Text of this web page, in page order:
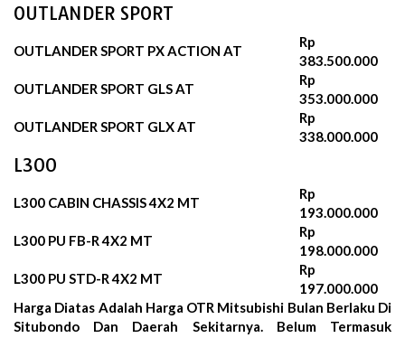
OUTLANDER SPORT
OUTLANDER SPORT PX ACTION AT
Rp
383.500.000
OUTLANDER SPORT GLS AT
Rp
353.000.000
OUTLANDER SPORT GLX AT
Rp
338.000.000
L300
L300 CABIN CHASSIS 4X2 MT
Rp
193.000.000
L300 PU FB-R 4X2 MT
Rp
198.000.000
L300 PU STD-R 4X2 MT
Rp
197.000.000
Harga Diatas Adalah Harga OTR Mitsubishi Bulan Berlaku Di
Situbondo Dan Daerah Sekitarnya. Belum Termasuk